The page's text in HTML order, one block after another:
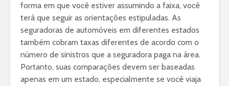
forma em que você estiver assumindo a faixa, você
terá que seguir as orientações estipuladas. As
seguradoras de automóveis em diferentes estados
também cobram taxas diferentes de acordo com o
número de sinistros que a seguradora paga na área.
Portanto, suas comparações devem ser baseadas
apenas em um estado, especialmente se você viaja